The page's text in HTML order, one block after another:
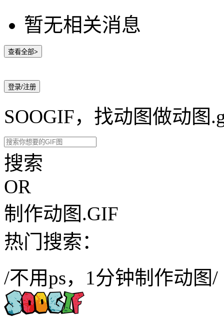
暂无相关消息
查看全部>
登录/注册
SOOGIF，找动图做动图
搜索
OR
制作动图.GIF
热门搜索：
/不用ps，1分钟制作动图/